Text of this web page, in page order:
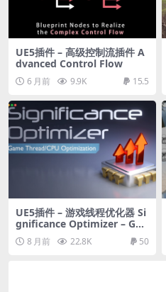
UE5插件 – 高级控制流插件 A
dvanced Control Flow
6 月前 9.9K 15.5
UE5插件 – 游戏线程优化器 Si
gnificance Optimizer – Ga
me Thread/CPU Optimizati
on8 月前 22.8K 50